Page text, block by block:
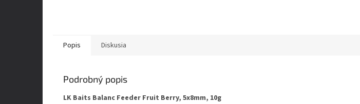
Popis Diskusia
Podrobný popis
LK Baits Balanc Feeder Fruit Berry, 5x8mm, 10g